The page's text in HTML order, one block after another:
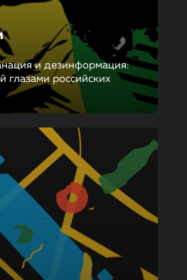
и дезинформация:
глазами российских